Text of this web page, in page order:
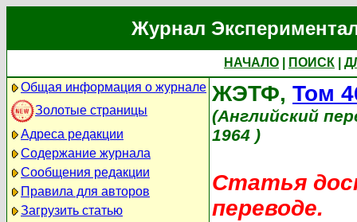
Журнал
НАЧАЛО ПОИСК
Общая информация о журнале
Золотые страницы
Адреса редакции
Содержание журнала
Сообщения редакции
Правила для авторов
Загрузить статью
ЖЭТФ, Том
(Английский
1964 )
Статья
переводе.